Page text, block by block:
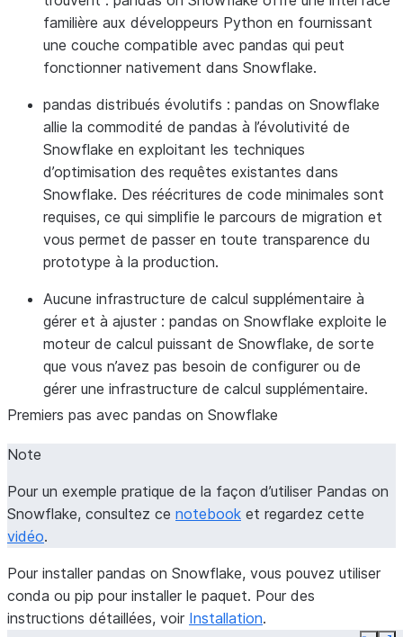
familière aux développeurs Python en fournissant
une couche compatible avec pandas qui peut
fonctionner nativement dans Snowflake.
pandas distribués évolutifs : pandas on Snowflake
allie la commodité de pandas à l’évolutivité de
Snowflake en exploitant les techniques
d’optimisation des requêtes existantes dans
Snowflake. Des réécritures de code minimales sont
requises, ce qui simplifie le parcours de migration et
vous permet de passer en toute transparence du
prototype à la production.
Aucune infrastructure de calcul supplémentaire à
gérer et à ajuster : pandas on Snowflake exploite le
moteur de calcul puissant de Snowflake, de sorte
que vous n’avez pas besoin de configurer ou de
gérer une infrastructure de calcul supplémentaire.
Premiers pas avec pandas on Snowflake
Note
Pour un exemple pratique de la façon d’utiliser Pandas on
Snowflake, consultez ce notebook et regardez cette
vidéo.
Pour installer pandas on Snowflake, vous pouvez utiliser
conda ou pip pour installer le paquet. Pour des
instructions détaillées, voir Installation.